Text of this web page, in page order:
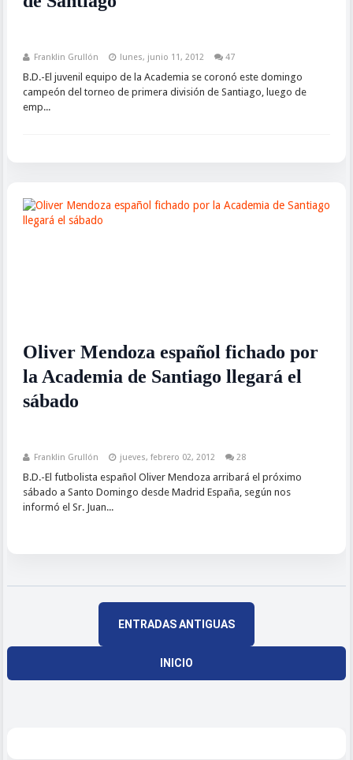
Franklin Grullón lunes, junio 11, 2012 47
B.D.-El juvenil equipo de la Academia se coronó este domingo
campeón del torneo de primera división de Santiago, luego de
emp...
Oliver Mendoza español fichado por
la Academia de Santiago llegará el
sábado
Franklin Grullón jueves, febrero 02, 2012 28
B.D.-El futbolista español Oliver Mendoza arribará el próximo
sábado a Santo Domingo desde Madrid España, según nos
informó el Sr. Juan...
ENTRADAS ANTIGUAS
INICIO